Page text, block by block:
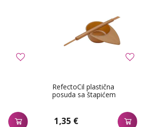
RefectoCil plastična
posuda sa štapićem
1,35 €